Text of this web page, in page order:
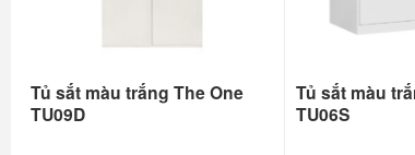
Tủ sắt màu trắng The One
TU09D
Tủ sắt màu
TU06S